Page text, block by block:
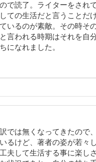
で読了。ライターをされ
ての生活だと言うことだけ
いるのが素敵。その時そ
言われる時期はそれを自
になれました。
では無くなってきたので
るけど、著者の姿が若々
夫して生活する事に楽し